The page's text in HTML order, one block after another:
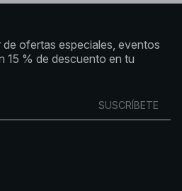
ofertas especiales, eventos
15 % de descuento en tu
SUSCRÍBETE